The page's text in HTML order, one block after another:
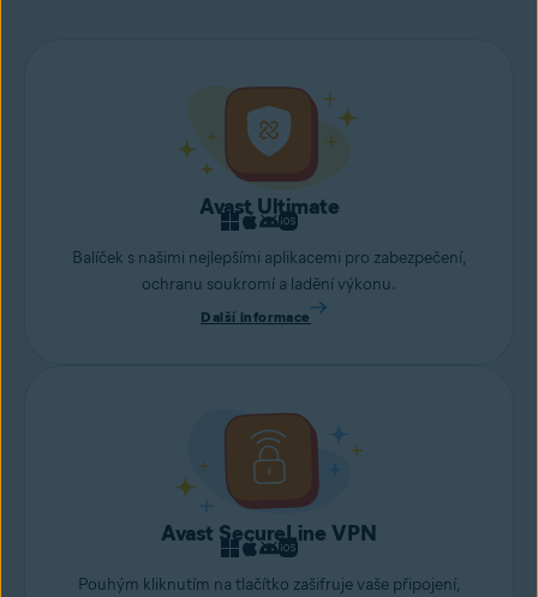
Avast Ultimate
Balíček s našimi nejlepšími aplikacemi pro zabezpečení,
ochranu soukromí a ladění výkonu.
Další informace
Avast SecureLine VPN
Pouhým kliknutím na tlačítko zašifruje vaše připojení,